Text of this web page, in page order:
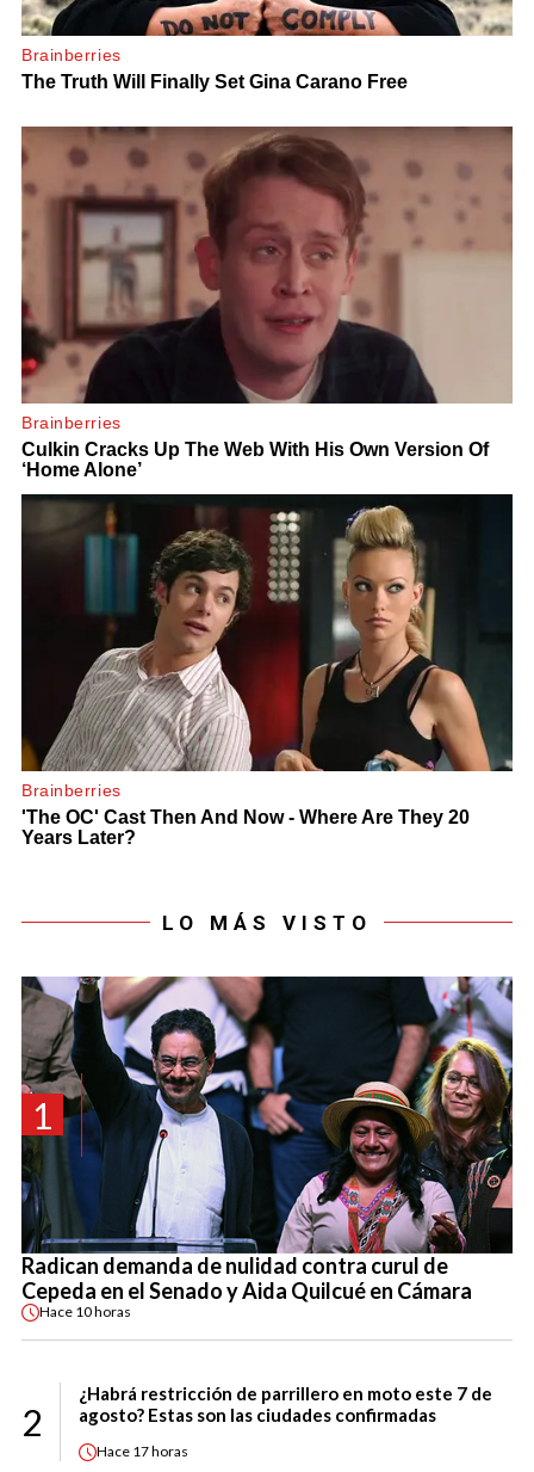
LO MÁS VISTO
1
Radican demanda de nulidad contra curul de
Cepeda en el Senado y Aida Quilcué en Cámara
Hace 10 horas
2
¿Habrá restricción de parrillero en moto este 7 de
agosto? Estas son las ciudades confirmadas
Hace 17 horas